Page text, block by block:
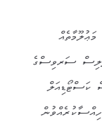
ސަރވިސްގެ
ނުވަތަ ޕޮލިސް ކަސްޓޯޑިއަލް
އަށް ގުޅުއްވައި ހިއްސާކުރެއްވުން